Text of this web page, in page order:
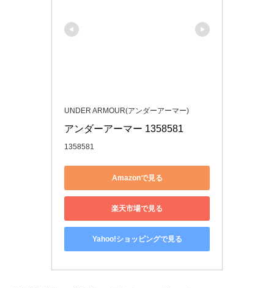
UNDER ARMOUR(アンダーアーマー)
アンダーアーマー 1358581
1358581
Amazonで見る
楽天市場で見る
Yahoo!ショッピングで見る